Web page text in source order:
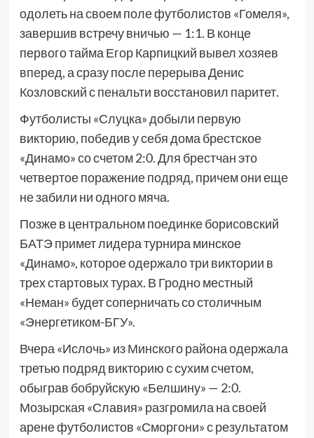
одолеть на своем поле футболистов «Гомеля»,
завершив встречу вничью — 1:1. В конце
первого тайма Егор Карпицкий вывел хозяев
вперед, а сразу после перерыва Денис
Козловский с пенальти восстановил паритет.
Футболисты «Слуцка» добыли первую
викторию, победив у себя дома брестское
«Динамо» со счетом 2:0. Для брестчан это
четвертое поражение подряд, причем они еще
не забили ни одного мяча.
Позже в центральном поединке борисовский
БАТЭ примет лидера турнира минское
«Динамо», которое одержало три виктории в
трех стартовых турах. В Гродно местный
«Неман» будет соперничать со столичным
«Энергетиком-БГУ».
Вчера «Ислочь» из Минского района одержала
третью подряд викторию с сухим счетом,
обыграв бобруйскую «Белшину» — 2:0.
Мозырская «Славия» разгромила на своей
арене футболистов «Сморгони» с результатом